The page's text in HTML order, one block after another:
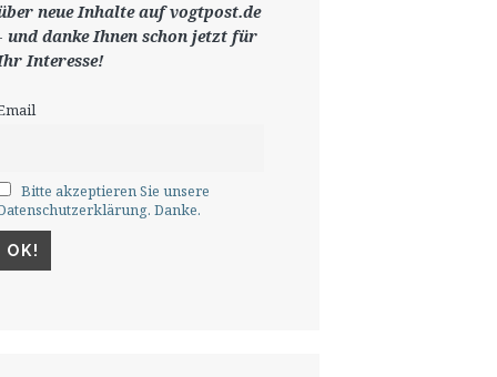
ber neue Inhalte auf vogtpost.de
und danke Ihnen schon jetzt für
Interesse!
Bitte akzeptieren Sie unsere
Danke.